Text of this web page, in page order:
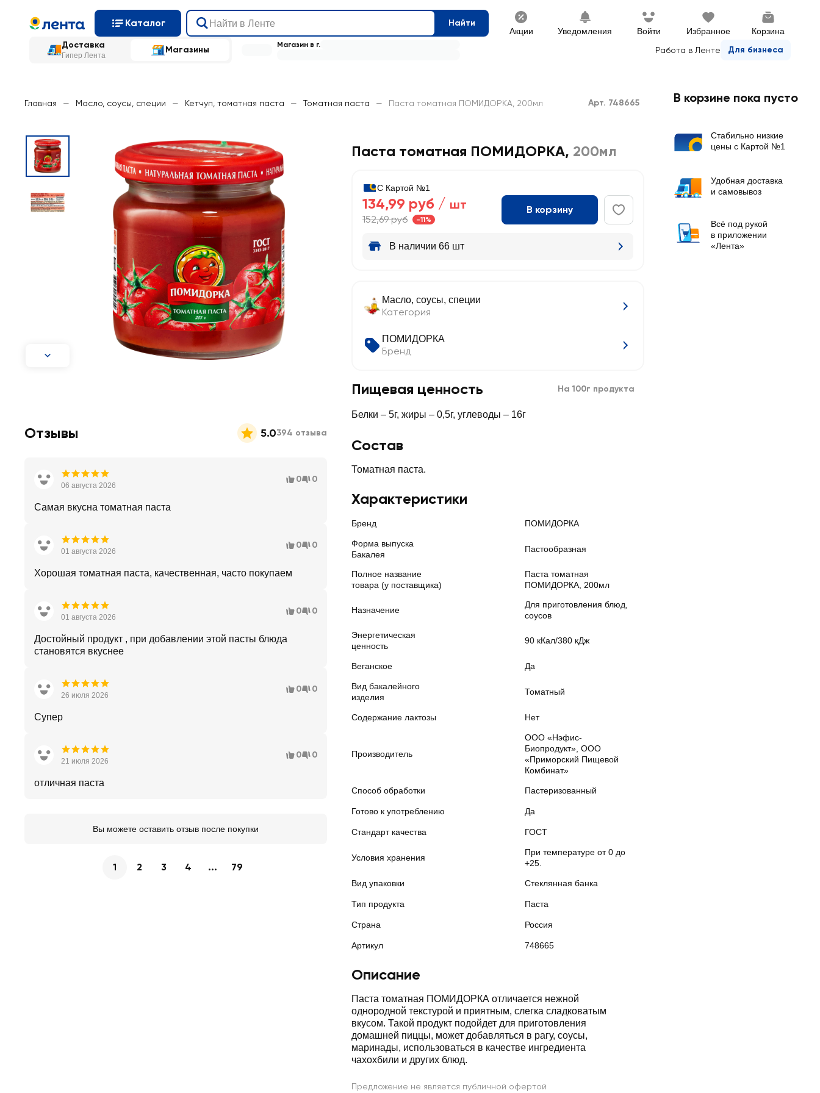
Каталог Найти
Акции Уведомления Войти Избранное Корзина
Доставка
Гипер Лента
Магазины Работа в Ленте Для бизнеса
Магазин в г.
Главная — Масло, соусы, специи — Кетчуп, томатная паста — Томатная паста — Паста томатная ПОМИДОРКА, 200мл Арт. 748665
Паста томатная ПОМИДОРКА, 200мл
С Картой №1
134,99 руб / шт
152,69 руб -11%
В корзину
В наличии 66 шт
Масло, соусы, специи
Категория
ПОМИДОРКА
Бренд
Пищевая ценность На 100г продукта
Белки – 5г, жиры – 0,5г, углеводы – 16г
Состав
Томатная паста.
Характеристики
Бренд ПОМИДОРКА
Форма выпуска
Бакалея
Пастообразная
Полное название
товара (у поставщика)
Паста томатная
ПОМИДОРКА, 200мл
Назначение
Для приготовления блюд,
соусов
Энергетическая
ценность
90 кКал/380 кДж
Веганское Да
Вид бакалейного
изделия
Томатный
Содержание лактозы Нет
Производитель
ООО «Нэфис-
Биопродукт», ООО
«Приморский Пищевой
Комбинат»
Способ обработки Пастеризованный
Готово к употреблению Да
Стандарт качества ГОСТ
Условия хранения
При температуре от 0 до
+25.
Вид упаковки Стеклянная банка
Тип продукта Паста
Страна Россия
Артикул 748665
Описание
Паста томатная ПОМИДОРКА отличается нежной
однородной текстурой и приятным, слегка сладковатым
вкусом. Такой продукт подойдет для приготовления
домашней пиццы, может добавляться в рагу, соусы,
маринады, использоваться в качестве ингредиента
чахохбили и других блюд.
Предложение не является публичной офертой
Отзывы 5.0394 отзыва
06 августа 2026
0 0
Самая вкусна томатная паста
01 августа 2026
0 0
Хорошая томатная паста, качественная, часто покупаем
01 августа 2026
0 0
Достойный продукт , при добавлении этой пасты блюда
становятся вкуснее
26 июля 2026
0 0
Супер
21 июля 2026
0 0
отличная паста
Вы можете оставить отзыв после покупки
1 2 3 4 ... 79
В корзине пока пусто
Стабильно низкие
цены с Картой №1
Удобная доставка
и самовывоз
Всё под рукой
в приложении
«Лента»